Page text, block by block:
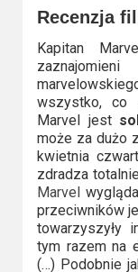
Filmy
oparte
na
faktach
Thrillery
Streaming
Amazon
Prime
Video
Recenzja
Kapitan
wszystko, co
Marvel jest
może za dużo
kwietnia
zdradza
Marvel
przeciwników
towarzyszyły
tym razem na
(…) Podobnie